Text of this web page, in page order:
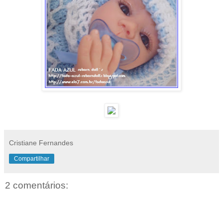
Cristiane Fernandes
Compartilhar
2 comentários: